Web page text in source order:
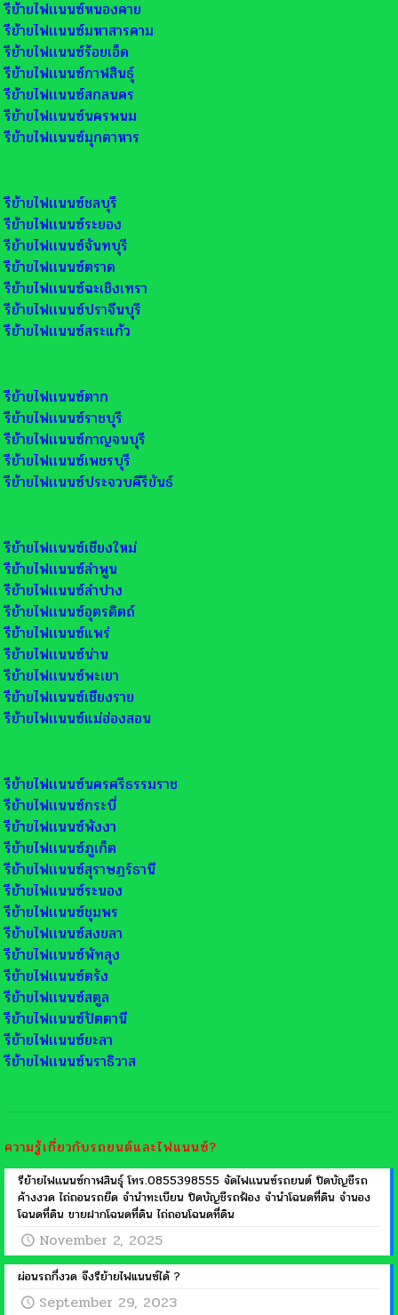
รีย้ายไฟเเนนซ์หนองคาย
รีย้ายไฟเเนนซ์มหาสารคาม
รีย้ายไฟเเนนซ์ร้อยเอ็ด
รีย้ายไฟเเนนซ์กาฬสินธุ์
รีย้ายไฟเเนนซ์สกลนคร
รีย้ายไฟเเนนซ์นครพนม
รีย้ายไฟเเนนซ์มุกดาหาร
รีย้ายไฟเเนนซ์ชลบุรี
รีย้ายไฟเเนนซ์ระยอง
รีย้ายไฟเเนนซ์จันทบุรี
รีย้ายไฟเเนนซ์ตราด
รีย้ายไฟเเนนซ์ฉะเชิงเทรา
รีย้ายไฟเเนนซ์ปราจีนบุรี
รีย้ายไฟเเนนซ์สระแก้ว
รีย้ายไฟเเนนซ์ตาก
รีย้ายไฟเเนนซ์ราชบุรี
รีย้ายไฟเเนนซ์กาญจนบุรี
รีย้ายไฟเเนนซ์เพชรบุรี
รีย้ายไฟเเนนซ์ประจวบคีรีขันธ์
รีย้ายไฟเเนนซ์เชียงใหม่
รีย้ายไฟเเนนซ์ลำพูน
รีย้ายไฟเเนนซ์ลำปาง
รีย้ายไฟเเนนซ์อุตรดิตถ์
รีย้ายไฟเเนนซ์แพร่
รีย้ายไฟเเนนซ์น่าน
รีย้ายไฟเเนนซ์พะเยา
รีย้ายไฟเเนนซ์เชียงราย
รีย้ายไฟเเนนซ์แม่ฮ่องสอน
รีย้ายไฟเเนนซ์นครศรีธรรมราช
รีย้ายไฟเเนนซ์กระบี่
รีย้ายไฟเเนนซ์พังงา
รีย้ายไฟเเนนซ์ภูเก็ต
รีย้ายไฟเเนนซ์สุราษฎร์ธานี
รีย้ายไฟเเนนซ์ระนอง
รีย้ายไฟเเนนซ์ชุมพร
รีย้ายไฟเเนนซ์สงขลา
รีย้ายไฟเเนนซ์พัทลุง
รีย้ายไฟเเนนซ์ตรัง
รีย้ายไฟเเนนซ์สตูล
รีย้ายไฟเเนนซ์ปัตตานี
รีย้ายไฟเเนนซ์ยะลา
รีย้ายไฟเเนนซ์นราธิวาส
ความรู้เกี่ยวกับรถยนต์และไฟแนนซ์?
รีย้ายไฟเเนนซ์กาฬสินธุ์ โทร.0855398555 จัดไฟเเนนซ์รถยนต์ ปิดบัญชีรถ
ค้างงวด ไถ่ถอนรถยึด จำนำทะเบียน ปิดบัญชีรถฟ้อง จำนำโฉนดที่ดิน จำนอง
โฉนดที่ดิน ขายฝากโฉนดที่ดิน ไถ่ถอนโฉนดที่ดิน
November 2, 2025
ผ่อนรถกี่งวด จึงรีย้ายไฟแนนซ์ได้ ?
September 29, 2023